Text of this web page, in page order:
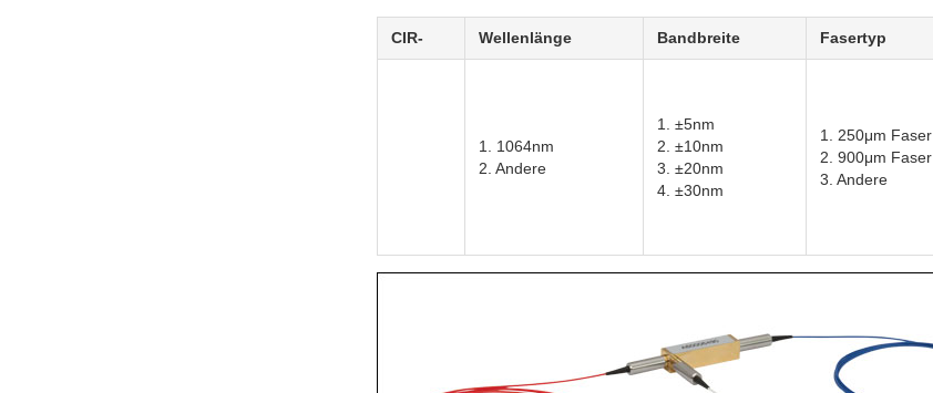
CIR- Wellenlänge Bandbreite Fasertyp
1. 1064nm
2. Andere
1. ±5nm
2. ±10nm
3. ±20nm
4. ±30nm
1. 250μm Faser
2. 900μm Faser
3. Andere